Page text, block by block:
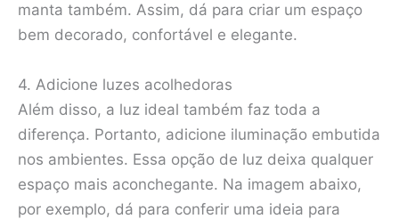
manta também. Assim, dá para criar um espaço
bem decorado, confortável e elegante.
4. Adicione luzes acolhedoras
Além disso, a luz ideal também faz toda a
diferença. Portanto, adicione iluminação embutida
nos ambientes. Essa opção de luz deixa qualquer
espaço mais aconchegante. Na imagem abaixo,
por exemplo, dá para conferir uma ideia para